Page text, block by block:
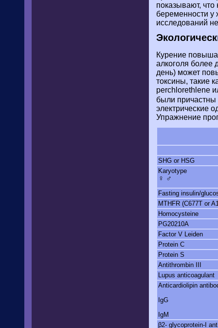
показывают,
беременности
исследований
Курение
алкоголя более
день) может
токсины, такие
perchlorethlene
были причастны
электрические
Упражнение
SHG or HSG
Karyotype
♀ ♂
Fasting insulin/
MTHFR (C677T or
Homocysteine
PG20210A
Factor V Leiden
Protein C
Protein S
Antithrombin III
Lupus anticoagulant
Anticardiolipin
IgG
IgM
β2- glycoprotein-I